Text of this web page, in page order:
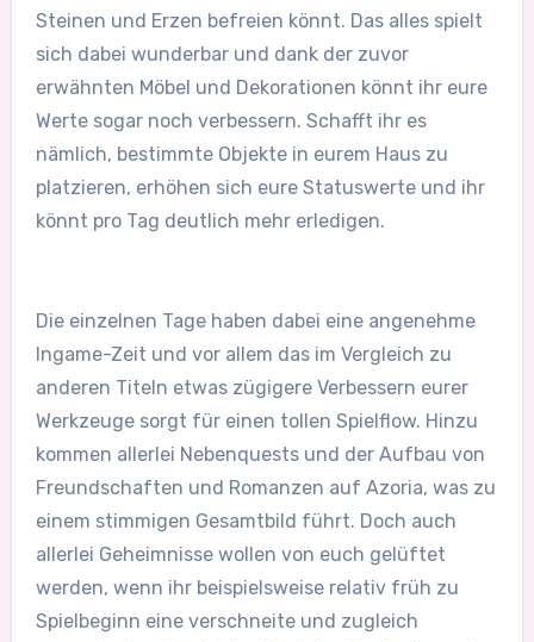
Steinen und Erzen befreien könnt. Das alles spielt
sich dabei wunderbar und dank der zuvor
erwähnten Möbel und Dekorationen könnt ihr eure
Werte sogar noch verbessern. Schafft ihr es
nämlich, bestimmte Objekte in eurem Haus zu
platzieren, erhöhen sich eure Statuswerte und ihr
könnt pro Tag deutlich mehr erledigen.
Die einzelnen Tage haben dabei eine angenehme
Ingame-Zeit und vor allem das im Vergleich zu
anderen Titeln etwas zügigere Verbessern eurer
Werkzeuge sorgt für einen tollen Spielflow. Hinzu
kommen allerlei Nebenquests und der Aufbau von
Freundschaften und Romanzen auf Azoria, was zu
einem stimmigen Gesamtbild führt. Doch auch
allerlei Geheimnisse wollen von euch gelüftet
werden, wenn ihr beispielsweise relativ früh zu
Spielbeginn eine verschneite und zugleich